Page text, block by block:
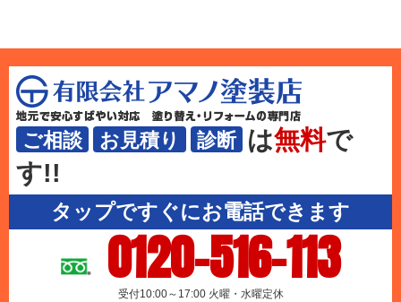
ご相談 お見積り 診断 は無料で
す!!
タップですぐにお電話できます
0120-516-113
受付10:00～17:00 火曜・水曜定休